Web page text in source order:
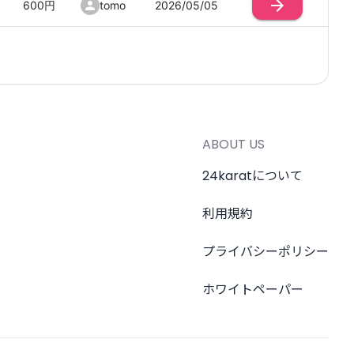
600円 tomo 2026/05/05
ABOUT US
24karatについて
利用規約
プライバシーポリシー
ホワイトペーパー